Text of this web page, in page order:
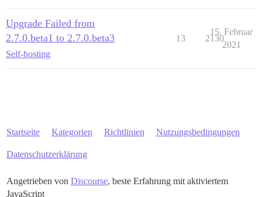
Upgrade Failed from
2.7.0.beta1 to 2.7.0.beta3
Self-hosting
13 2130
15. Februar
2021
Startseite Kategorien Richtlinien Nutzungsbedingungen
Datenschutzerklärung
Angetrieben von Discourse, beste Erfahrung mit aktiviertem
JavaScript